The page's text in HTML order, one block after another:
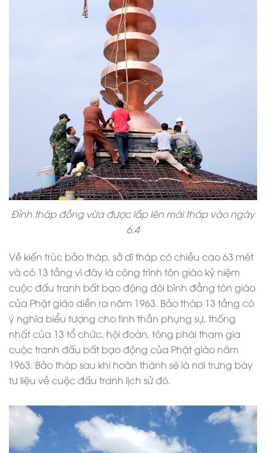
Đỉnh tháp đồng vừa được lắp lên mái tháp vào ngày
6.4
Về kiến trúc bảo tháp, sở dĩ tháp có chiều cao 63 mét
và có 13 tầng vì đây là công trình tôn giáo kỷ niệm
cuộc đấu tranh bất bạo động đòi bình đẳng tôn giáo
của Phật giáo diễn ra năm 1963. Bảo tháp 13 tầng có
ý nghĩa biểu tượng cho tinh thần phụng sự, thống
nhất của 13 tổ chức, hội đoàn, tông phái tham gia
cuộc tranh đấu bất bạo động của Phật giáo năm
1963. Bảo tháp sau khi hoàn thành sẽ là nơi trưng bày
tư liệu về cuộc đấu tranh lịch sử đó.